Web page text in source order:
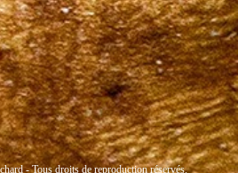
- Tous droits de reproduction réservés.